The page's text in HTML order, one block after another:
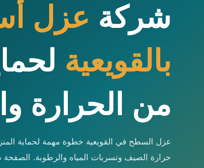
شركة عزل
بالقويعية
من الحرارة
عزل السطح في القويعية خطوة مهمة لحماية
حرارة الصيف وتسربات المياه والرطوبة.